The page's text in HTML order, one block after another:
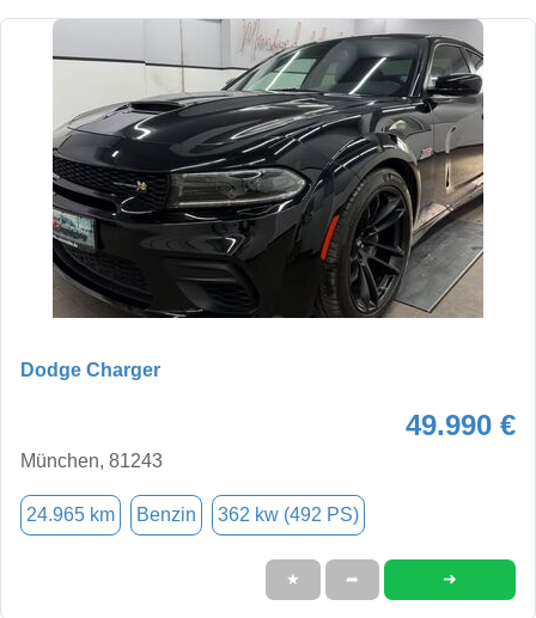
Dodge Charger
49.990 €
München, 81243
24.965 km Benzin 362 kw (492 PS)
★ ➦ ➜